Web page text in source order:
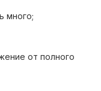
много;
от полного